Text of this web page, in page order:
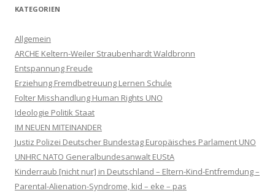
KATEGORIEN
Allgemein
ARCHE Keltern-Weiler Straubenhardt Waldbronn
Entspannung Freude
Erziehung Fremdbetreuung Lernen Schule
Folter Misshandlung Human Rights UNO
Ideologie Politik Staat
IM NEUEN MITEINANDER
Justiz Polizei Deutscher Bundestag Europäisches Parlament UNO
UNHRC NATO Generalbundesanwalt EUStA
Kinderraub [nicht nur] in Deutschland – Eltern-Kind-Entfremdung –
Parental-Alienation-Syndrome, kid – eke – pas